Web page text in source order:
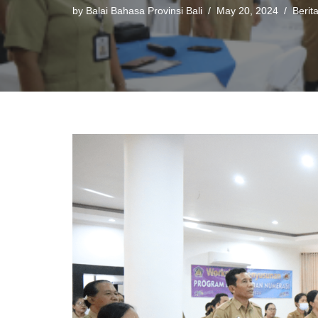
by Balai Bahasa Provinsi Bali May 20, 2024 Berita